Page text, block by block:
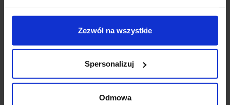
Zezwól na wszystkie
Spersonalizuj
Odmowa
wyjątkową atmosferę oświetleniową.
Materiał aluminium
Wydajność 8,4 W
lumenów/watów 4lm/W